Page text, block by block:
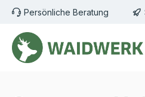
Hauptinhalt springen
Zur Suche springen
Zur Hauptnavigation
Persönliche Beratung